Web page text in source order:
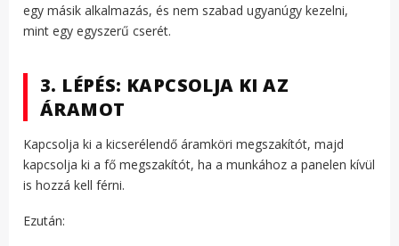
egy másik alkalmazás, és nem szabad ugyanúgy kezelni,
mint egy egyszerű cserét.
3. LÉPÉS: KAPCSOLJA KI AZ
ÁRAMOT
Kapcsolja ki a kicserélendő áramköri megszakítót, majd
kapcsolja ki a fő megszakítót, ha a munkához a panelen kívül
is hozzá kell férni.
Ezután: